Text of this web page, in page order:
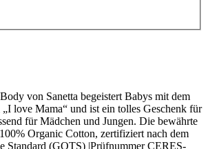
von Sanetta begeistert Babys mit dem
love Mama“ und ist ein tolles Geschenk für
für Mädchen und Jungen. Die bewährte
Organic Cotton, zertifiziert nach dem
Standard (GOTS) |Prüfnummer CERES-